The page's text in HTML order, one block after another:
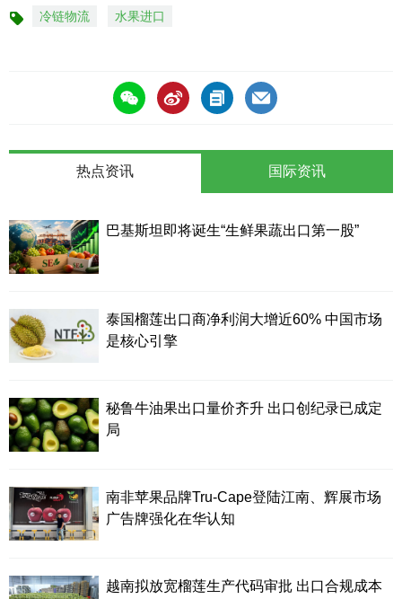
标 冷链物流 水果进口
热点资讯
巴基斯坦即将诞生“生鲜果蔬出口第一股”
泰国榴莲出口商净利润大增近60% 中国市场
是核心引擎
秘鲁牛油果出口量价齐升 出口创纪录已成定
局
南非苹果品牌Tru-Cape登陆江南、辉展市场
广告牌强化在华认知
越南拟放宽榴莲生产代码审批 出口合规成本
国际资讯